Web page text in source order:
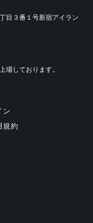
目３番１号新宿アイラン
場しております。
ン
規約